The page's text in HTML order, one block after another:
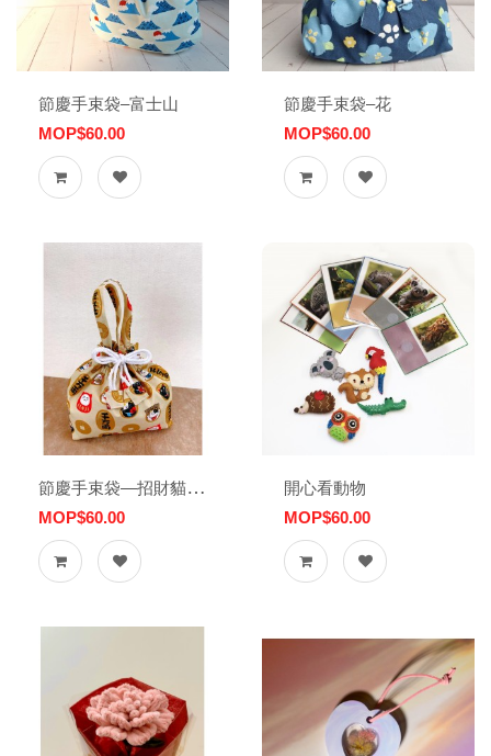
節慶手束袋–富士山
MOP$60.00
節慶手束袋–花
MOP$60.00
節慶手束袋—招財貓（金）
MOP$60.00
開心看動物
MOP$60.00